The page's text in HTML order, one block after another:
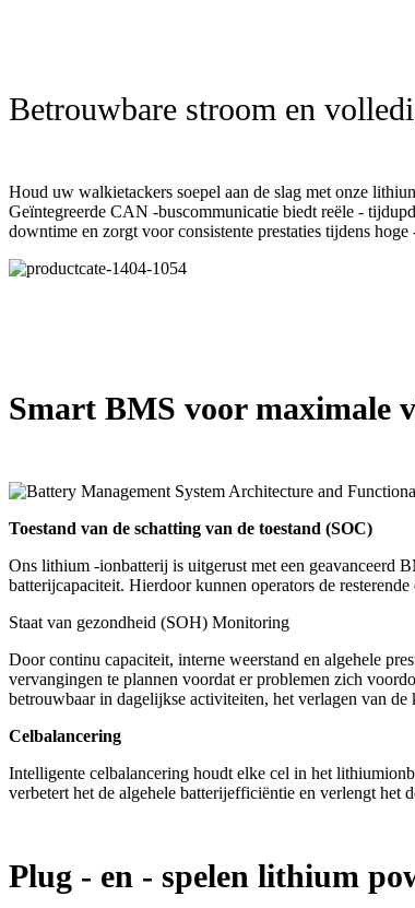
Betrouwbare stroom en
Houd uw walkietackers soepel aan de slag met onze
Geïntegreerde CAN -buscommunicatie biedt reële -
downtime en zorgt voor consistente prestaties tijdens
Smart BMS voor maximale
Toestand van de schatting van de toestand (SOC)
Ons lithium -ionbatterij is uitgerust met een geavanceerd
batterijcapaciteit. Hierdoor kunnen operators de
Staat van gezondheid (SOH) Monitoring
Door continu capaciteit, interne weerstand en algehele
vervangingen te plannen voordat er problemen zich
betrouwbaar in dagelijkse activiteiten, het verlagen van
Celbalancering
Intelligente celbalancering houdt elke cel in het
verbetert het de algehele batterijefficiëntie en verlengt
Plug - en - spelen lithium